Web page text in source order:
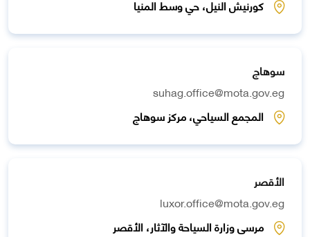
كورنيش النيل، حي وسط المنيا
سوهاج
suhag.office@mota.gov.eg
المجمع السياحي، مركز سوهاج
الأقصر
luxor.office@mota.gov.eg
مرسى وزارة السياحة والآثار، الأقصر